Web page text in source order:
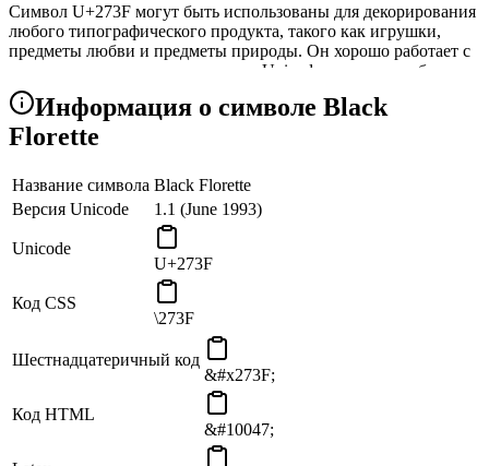
Символ U+273F могут быть использованы для декорирования
любого типографического продукта, такого как игрушки,
предметы любви и предметы природы. Он хорошо работает с
другими цветочными знаками из Unicode, такими как белая
флорета.
Символ «Black Florette» является частью «Fleurons» Subblock
блока «Dingbats» и был добавлен в Unicode в 1993 году в
Информация о символе Black
Florette
Название символа Black Florette
Версия Unicode
1.1 (June 1993)
Unicode
U+273F
Код CSS
\273F
Шестнадцатеричный код
&#x273F;
Код HTML
&#10047;